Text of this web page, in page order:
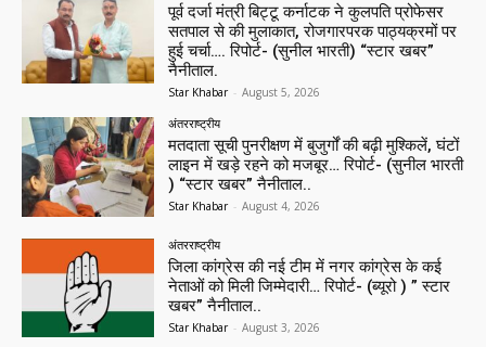
पूर्व दर्जा मंत्री बिट्टू कर्नाटक ने कुलपति प्रोफेसर
सतपाल से की मुलाकात, रोजगारपरक पाठ्यक्रमों पर
हुई चर्चा…. रिपोर्ट- (सुनील भारती) “स्टार खबर”
नैनीताल.
Star Khabar - August 5, 2026
अंतरराष्ट्रीय
मतदाता सूची पुनरीक्षण में बुजुर्गों की बढ़ी मुश्किलें, घंटों
लाइन में खड़े रहने को मजबूर… रिपोर्ट- (सुनील भारती
) “स्टार खबर” नैनीताल..
Star Khabar - August 4, 2026
अंतरराष्ट्रीय
जिला कांग्रेस की नई टीम में नगर कांग्रेस के कई
नेताओं को मिली जिम्मेदारी… रिपोर्ट- (ब्यूरो ) ” स्टार
खबर” नैनीताल..
Star Khabar - August 3, 2026